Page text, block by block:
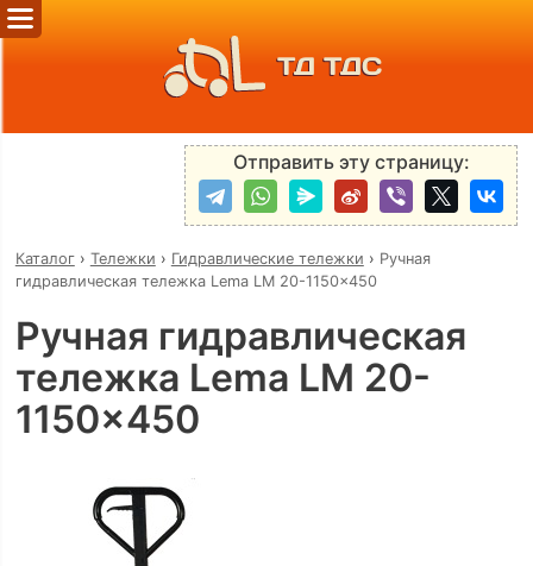
ТД ТДС
Отправить эту страницу:
Каталог› Тележки › Гидравлические тележки › Ручная
гидравлическая тележка Lema LM 20-1150x450
Ручная гидравлическая
тележка Lema LM 20-
1150x450